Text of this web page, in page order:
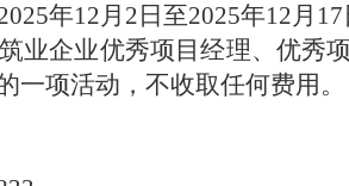
年12月2日至2025年12月 17
业企业优秀项目经理、优秀项
一项活动，不收取任何费用。